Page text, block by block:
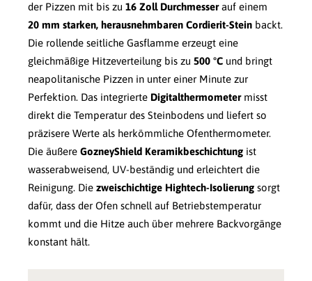
der Pizzen mit bis zu 16 Zoll Durchmesserauf einem
20 mm starken, herausnehmbaren Cordierit-Stein backt.
Die rollende seitliche Gasflamme erzeugt eine
gleichmäßige Hitzeverteilung bis zu 500 °C und bringt
neapolitanische Pizzen in unter einer Minute zur
Perfektion. Das integrierte Digitalthermometermisst
direkt die Temperatur des Steinbodens und liefert so
präzisere Werte als herkömmliche Ofenthermometer.
Die äußere GozneyShield Keramikbeschichtung ist
wasserabweisend, UV-beständig und erleichtert die
Reinigung. Die zweischichtige Hightech-Isolierung sorgt
dafür, dass der Ofen schnell auf Betriebstemperatur
kommt und die Hitze auch über mehrere Backvorgänge
konstant hält.